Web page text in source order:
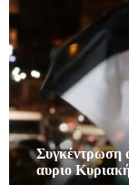
Συγκέντρωση
αυριο Κυριακή